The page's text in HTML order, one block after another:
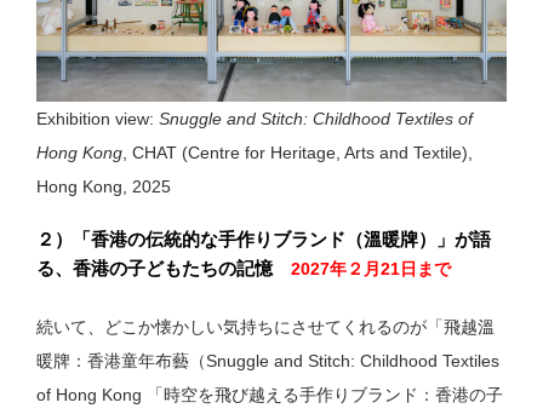
Exhibition view:Snuggle and Stitch: Childhood Textiles of
Hong Kong, CHAT (Centre for Heritage, Arts and Textile),
Hong Kong, 2025
２）「香港の伝統的な手作りブランド（溫暖牌）」が語
る、香港の子どもたちの記憶2027年２月21日まで
続いて、どこか懐かしい気持ちにさせてくれるのが「飛越溫
暖牌：香港童年布藝（Snuggle and Stitch: Childhood Textiles
of Hong Kong 「時空を飛び越える手作りブランド：香港の子